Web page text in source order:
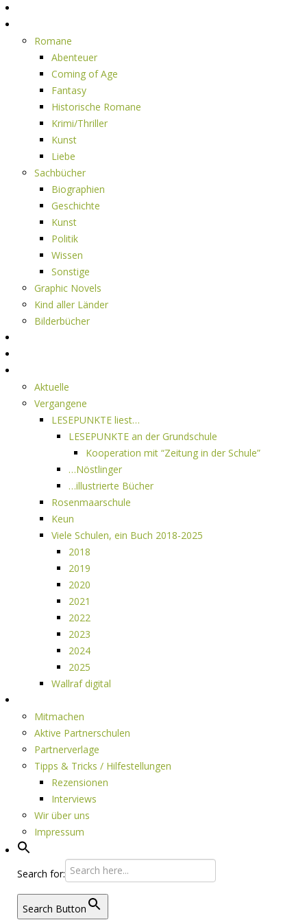
Romane
Abenteuer
Coming of Age
Fantasy
Historische Romane
Krimi/Thriller
Kunst
Liebe
Sachbücher
Biographien
Geschichte
Kunst
Politik
Wissen
Sonstige
Graphic Novels
Kind aller Länder
Bilderbücher
Aktuelle
Vergangene
LESEPUNKTE liest…
LESEPUNKTE an der Grundschule
Kooperation mit “Zeitung in der Schule”
…Nöstlinger
…illustrierte Bücher
Rosenmaarschule
Keun
Viele Schulen, ein Buch 2018-2025
2018
2019
2020
2021
2022
2023
2024
2025
Wallraf digital
Mitmachen
Aktive Partnerschulen
Partnerverlage
Tipps & Tricks / Hilfestellungen
Rezensionen
Interviews
Wir über uns
Impressum
Search for:
Search Button